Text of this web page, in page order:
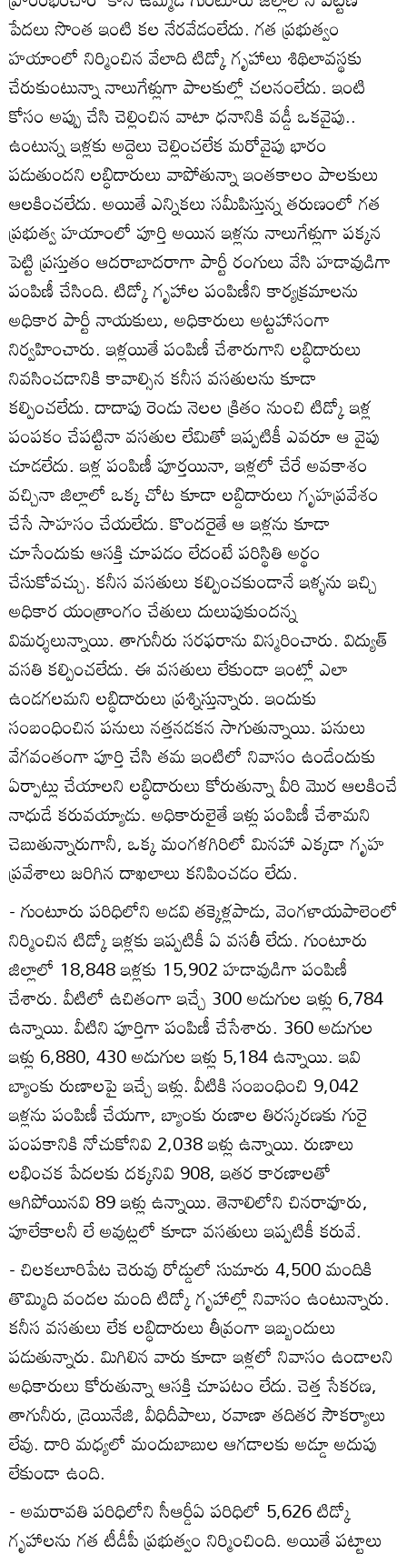
పేదలు సొంత ఇంటి కల నేరవేడంలేదు. గత ప్రభుత్వం
హయాంలో నిర్మించిన వేలాది టిడ్కో గృహాలు శిథిలావస్థకు
చేరుకుంటున్నా నాలుగేళ్లుగా పాలకుల్లో చలనంలేదు. ఇంటి
కోసం అప్పు చేసి చెల్లించిన వాటా ధనానికి వడ్డీ ఒకవైపు..
ఉంటున్న ఇళ్లకు అద్దెలు చెల్లించలేక మరోవైపు భారం
పడుతుందని లబ్ధిదారులు వాపోతున్నా ఇంతకాలం పాలకులు
ఆలకించలేదు. అయితే ఎన్నికలు సమీపిస్తున్న తరుణంలో గత
ప్రభుత్వ హయాంలో పూర్తి అయిన ఇళ్లను నాలుగేళ్లుగా పక్కన
పెట్టి ప్రస్తుతం ఆదరాబాదరాగా పార్టీ రంగులు వేసి హడావుడిగా
పంపిణీ చేసింది. టిడ్కో గృహాల పంపిణీని కార్యక్రమాలను
అధికార పార్టీ నాయకులు, అధికారులు అట్టహాసంగా
నిర్వహించారు. ఇళ్లయితే పంపిణీ చేశారుగాని లబ్ధిదారులు
నివసించడానికి కావాల్సిన కనీస వసతులను కూడా
కల్పించలేదు. దాదాపు రెండు నెలల క్రితం నుంచి టిడ్కో ఇళ్ల
పంపకం చేపట్టినా వసతుల లేమితో ఇప్పటికీ ఎవరూ ఆ వైపు
చూడలేదు. ఇళ్ల పంపిణీ పూర్తయినా, ఇళ్లలో చేరే అవకాశం
వచ్చినా జిల్లాలో ఒక్క చోట కూడా లబ్దిదారులు గృహప్రవేశం
చేసే సాహసం చేయలేదు. కొందరైతే ఆ ఇళ్లను కూడా
చూసేందుకు ఆసక్తి చూపడం లేదంటే పరిస్థితి అర్థం
చేసుకోవచ్చు. కనీస వసతులు కల్పించకుండానే ఇళ్ళను ఇచ్చి
అధికార యంత్రాంగం చేతులు దులుపుకుందన్న
విమర్శలున్నాయి. తాగునీరు సరఫరాను విస్మరించారు. విద్యుత్‌
వసతి కల్పించలేదు. ఈ వసతులు లేకుండా ఇంట్లో ఎలా
ఉండగలమని లబ్ధిదారులు ప్రశ్నిస్తున్నారు. ఇందుకు
సంబంధించిన పనులు నత్తనడకన సాగుతున్నాయి. పనులు
వేగవంతంగా పూర్తి చేసి తమ ఇంటిలో నివాసం ఉండేందుకు
ఏర్పాట్లు చేయాలని లబ్ధిదారులు కోరుతున్నా వీరి మొర ఆలకించే
నాధుడే కరువయ్యాడు. అధికారులైతే ఇళ్లు పంపిణీ చేశామని
చెబుతున్నారుగానీ, ఒక్క మంగళగిరిలో మినహా ఎక్కడా గృహ
ప్రవేశాలు జరిగిన దాఖలాలు కనిపించడం లేదు.
- గుంటూరు పరిధిలోని అడవి తక్కెళ్లపాడు, వెంగళాయపాలెంలో
నిర్మించిన టిడ్కో ఇళ్లకు ఇప్పటికీ ఏ వసతీ లేదు. గుంటూరు
జిల్లాలో 18,848 ఇళ్లకు 15,902 హడావుడిగా పంపిణీ
చేశారు. వీటిలో ఉచితంగా ఇచ్చే 300 అడుగుల ఇళ్లు 6,784
ఉన్నాయి. వీటిని పూర్తిగా పంపిణీ చేసేశారు. 360 అడుగుల
ఇళ్లు 6,880, 430 అడుగుల ఇళ్లు 5,184 ఉన్నాయి. ఇవి
బ్యాంకు రుణాలపై ఇచ్చే ఇళ్లు. వీటికి సంబంధించి 9,042
ఇళ్లను పంపిణీ చేయగా, బ్యాంకు రుణాల తిరస్కరణకు గురై
పంపకానికి నోచుకోనివి 2,038 ఇళ్లు ఉన్నాయి. రుణాలు
లభించక పేదలకు దక్కనివి 908, ఇతర కారణాలతో
ఆగిపోయినవి 89 ఇళ్లు ఉన్నాయి. తెనాలిలోని చినరావూరు,
పూలేకాలనీ లే అవుట్లలో కూడా వసతులు ఇప్పటికీ కరువే.
- చిలకలూరిపేట చెరువు రోడ్డులో సుమారు 4,500 మందికి
తొమ్మిది వందల మంది టిడ్కో గృహాల్లో నివాసం ఉంటున్నారు.
కనీస వసతులు లేక లబ్ధిదారులు తీవ్రంగా ఇబ్బందులు
పడుతున్నారు. మిగిలిన వారు కూడా ఇళ్లలో నివాసం ఉండాలని
అధికారులు కోరుతున్నా ఆసక్తి చూపటం లేదు. చెత్త సేకరణ,
తాగునీరు, డ్రెయినేజి, వీధిదీపాలు, రవాణా తదితర సౌకర్యాలు
లేవు. దారి మధ్యలో మందుబాబుల ఆగడాలకు అడ్డూ అదుపు
లేకుండా ఉంది.
- అమరావతి పరిధిలోని సీఆర్డీఏ పరిధిలో 5,626 టిడ్కో
గృహాలను గత టీడీపీ ప్రభుత్వం నిర్మించింది. అయితే పట్టాలు